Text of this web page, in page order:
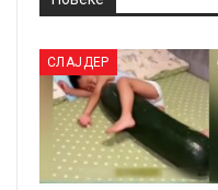
СЛАЈДЕР